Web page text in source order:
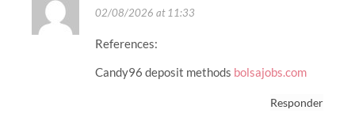
02/08/2026 at 11:33
References:
Candy96 deposit methods bolsajobs.com
Responder